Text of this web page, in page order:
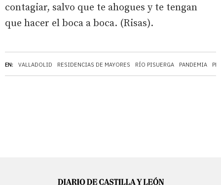
EN: VALLADOLID RESIDENCIAS DE MAYORES RÍO PISUERGA PANDEMIA
contagiar, salvo que te ahogues y te tengan
que hacer el boca a boca. (Risas).